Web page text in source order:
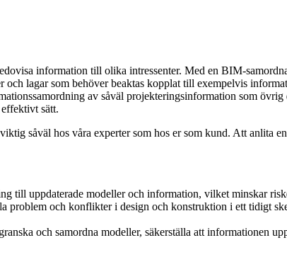
information till olika intressenter. Med en BIM-
lagar som behöver beaktas kopplat till exempelvis
av såväl projekteringsinformation som
sätt.
såväl hos våra experter som hos er som kund. Att anlita
till uppdaterade modeller och information, vilket minskar
problem och konflikter i design och konstruktion i ett tidigt
och samordna modeller, säkerställa att informationen